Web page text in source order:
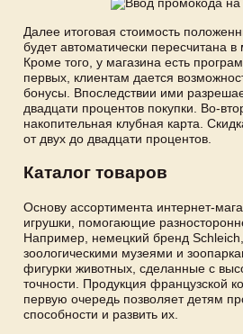
Далее итоговая стоимость
будет автоматически пересчитана
Кроме того, у магазина есть
первых, клиентам дается
бонусы. Впоследствии ими
двадцати процентов покупки. Во-
накопительная клубная карта.
от двух до двадцати процентов.
Каталог товаров
Основу ассортимента интернет-
игрушки, помогающие
Например, немецкий бренд
зоологическими музеями и
фигурки животных, сделанные с
точности. Продукция французской
первую очередь позволяет детям
способности и развить их.